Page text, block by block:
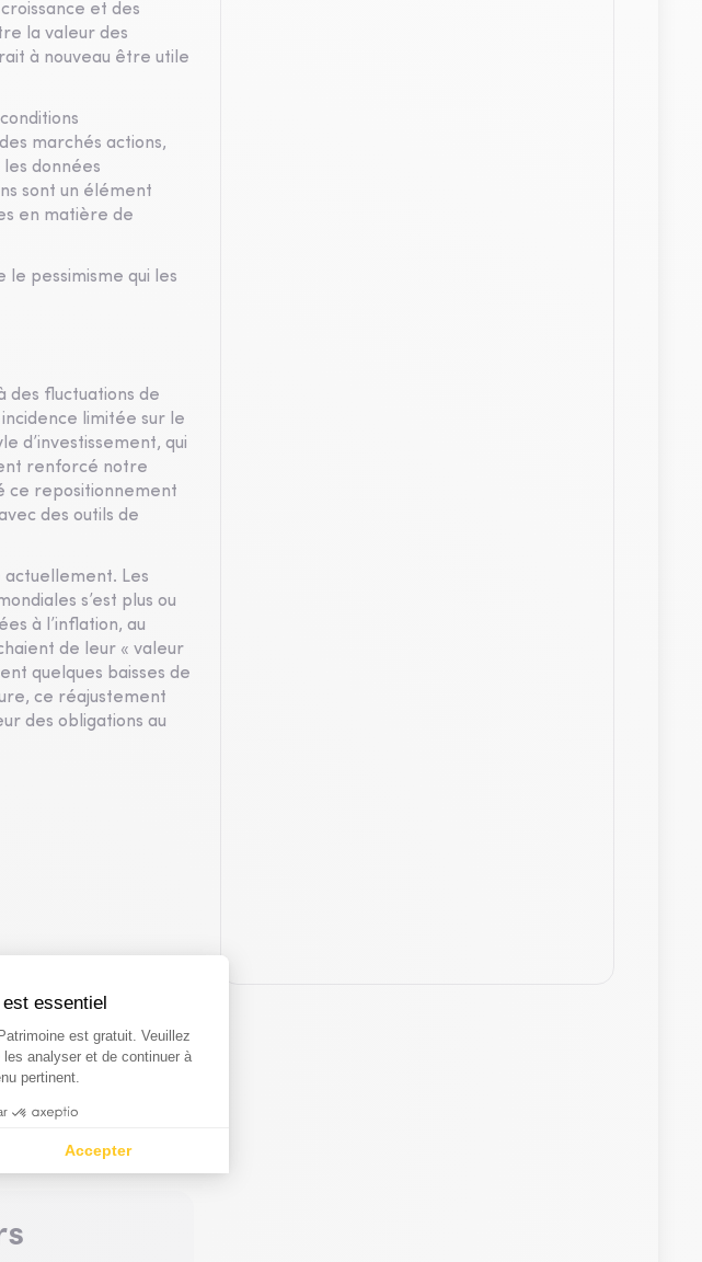
et des
la valeur des
à nouveau être utile
marchés actions,
données
sont un élément
en matière de
le pessimisme qui les
des fluctuations de
incidence limitée sur le
d’investissement, qui
renforcé notre
ce repositionnement
des outils de
actuellement. Les
s’est plus ou
à l’inflation, au
de leur « valeur
quelques baisses de
ce réajustement
des obligations au